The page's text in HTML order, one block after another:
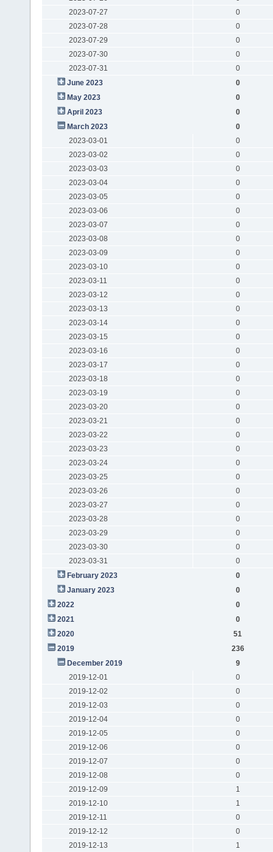
2023-07-27
0
2023-07-28
0
2023-07-29
0
2023-07-30
0
2023-07-31
0
June 2023
0
May 2023
0
April 2023
0
March 2023
0
2023-03-01
0
2023-03-02
0
2023-03-03
0
2023-03-04
0
2023-03-05
0
2023-03-06
0
2023-03-07
0
2023-03-08
0
2023-03-09
0
2023-03-10
0
2023-03-11
0
2023-03-12
0
2023-03-13
0
2023-03-14
0
2023-03-15
0
2023-03-16
0
2023-03-17
0
2023-03-18
0
2023-03-19
0
2023-03-20
0
2023-03-21
0
2023-03-22
0
2023-03-23
0
2023-03-24
0
2023-03-25
0
2023-03-26
0
2023-03-27
0
2023-03-28
0
2023-03-29
0
2023-03-30
0
2023-03-31
0
February 2023
0
January 2023
0
2022
0
2021
0
2020
51
2019
236
December 2019
9
2019-12-01
0
2019-12-02
0
2019-12-03
0
2019-12-04
0
2019-12-05
0
2019-12-06
0
2019-12-07
0
2019-12-08
0
2019-12-09
1
2019-12-10
1
2019-12-11
0
2019-12-12
0
2019-12-13
1